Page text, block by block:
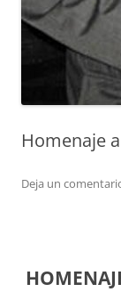
Homenaje
Deja un